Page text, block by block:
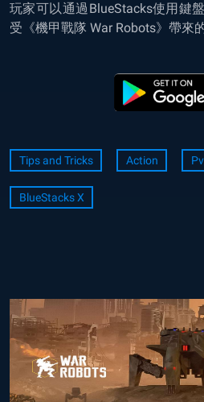
玩家可以通過BlueStacks使用鍵
受《機甲戰隊 War Robots》帶來
Tips and Tricks Action
BlueStacks X